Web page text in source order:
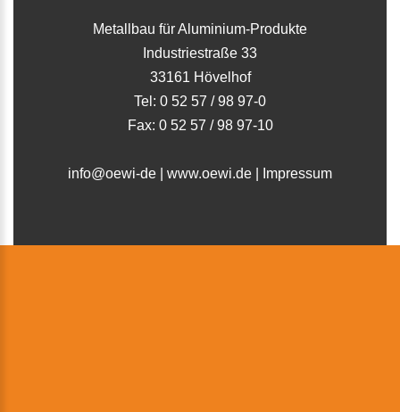
Metallbau für Aluminium-Produkte
Industriestraße 33
33161 Hövelhof
Tel: 0 52 57 / 98 97-0
Fax: 0 52 57 / 98 97-10
info@oewi-de www.oewi.de Impressum